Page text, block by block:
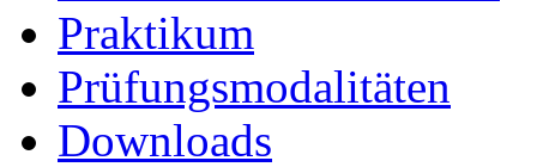
Praktikum
Prüfungsmodalitäten
Downloads